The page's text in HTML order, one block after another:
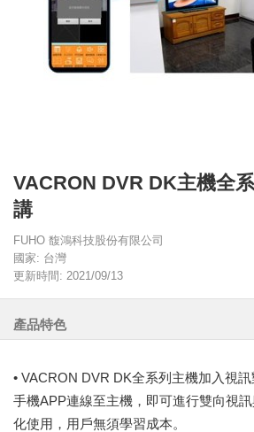
VACRON DVR DK主機全
講
FUHO 馥鴻科技股份有限公司
國家: 台灣
更新時間: 2021/09/13
產品特色
• VACRON DVR DK全系列主機加入視
手機APP連線至主機，即可進行雙向視
化使用，用戶無須學習成本。